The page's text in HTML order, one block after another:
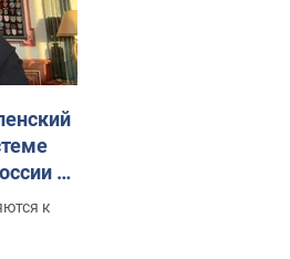
и
к